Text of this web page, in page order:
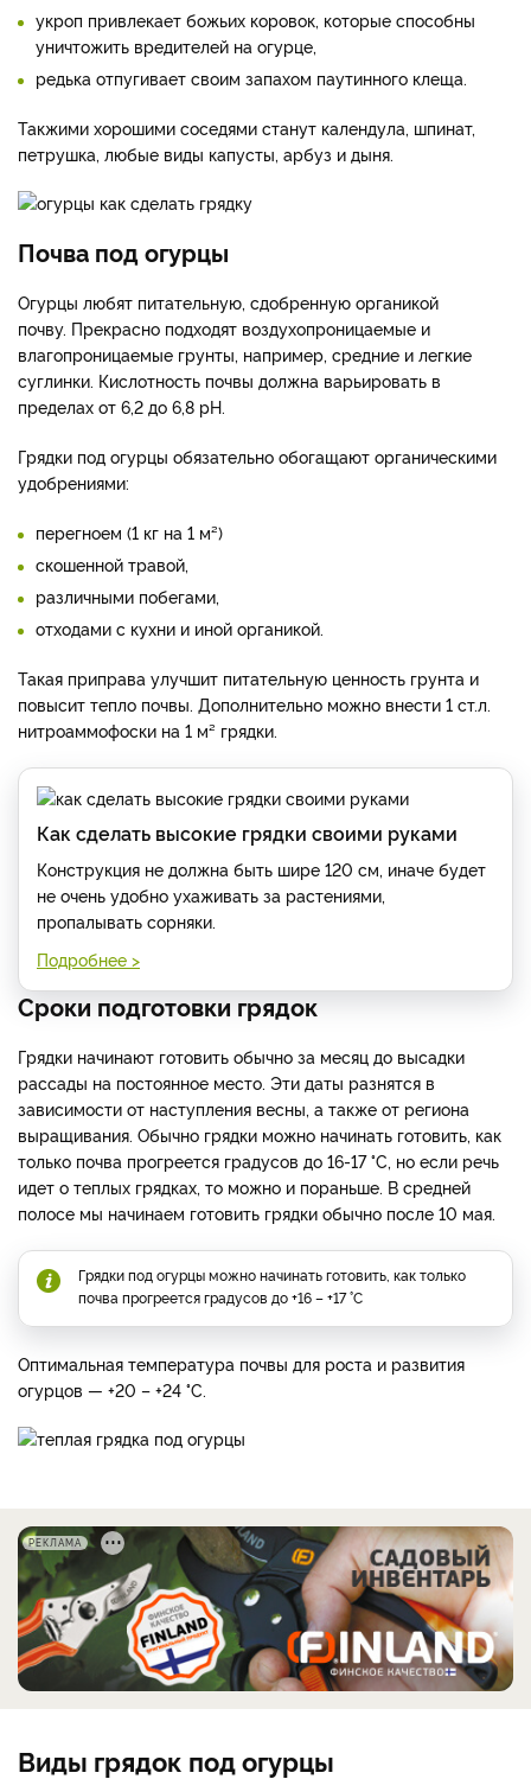
укроп привлекает божьих коровок, которые способны
уничтожить вредителей на огурце,
редька отпугивает своим запахом паутинного клеща.
Такжими хорошими соседями станут календула, шпинат,
петрушка, любые виды капусты, арбуз и дыня.
Почва под огурцы
Огурцы любят питательную, сдобренную органикой
почву. Прекрасно подходят воздухопроницаемые и
влагопроницаемые грунты, например, средние и легкие
суглинки. Кислотность почвы должна варьировать в
пределах от 6,2 до 6,8 pH.
Грядки под огурцы обязательно обогащают органическими
удобрениями:
перегноем (1 кг на 1 м²)
скошенной травой,
различными побегами,
отходами с кухни и иной органикой.
Такая приправа улучшит питательную ценность грунта и
повысит тепло почвы. Дополнительно можно внести 1 ст.л.
нитроаммофоски на 1 м² грядки.
Как сделать высокие грядки своими руками
Конструкция не должна быть шире 120 см, иначе будет
не очень удобно ухаживать за растениями,
пропалывать сорняки.
Подробнее >
Сроки подготовки грядок
Грядки начинают готовить обычно за месяц до высадки
рассады на постоянное место. Эти даты разнятся в
зависимости от наступления весны, а также от региона
выращивания. Обычно грядки можно начинать готовить, как
только почва прогреется градусов до 16-17 °C, но если речь
идет о теплых грядках, то можно и пораньше. В средней
полосе мы начинаем готовить грядки обычно после 10 мая.
Грядки под огурцы можно начинать готовить, как только
почва прогреется градусов до +16 – +17 °C
Оптимальная температура почвы для роста и развития
огурцов — +20 – +24 °C.
РЕКЛАМА
Виды грядок под огурцы